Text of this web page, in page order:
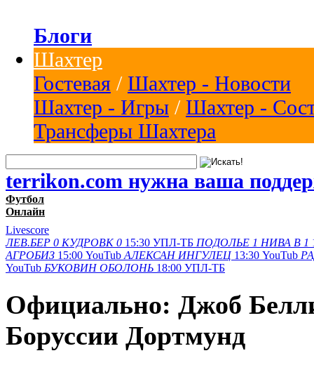
Блоги
Шахтер
Гостевая / Шахтер - Новости
Шахтер - Игры / Шахтер -
Трансферы Шахтера
terrikon.com нужна ваша
Футбол
Онлайн
Livescore
ЛЕВ.БЕР 0 КУДРОВК 0 15:30 УПЛ-ТБ ПОДОЛЬЕ 1 НИВА В 1
АГРОБИЗ 15:00 YouTub АЛЕКСАН ИНГУЛЕЦ 13:30 YouTub
YouTub БУКОВИН ОБОЛОНЬ 18:00 УПЛ-ТБ
Официально: Джоб
Боруссии Дортмунд